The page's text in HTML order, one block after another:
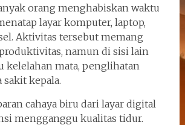
orang menghabiskan waktu
layar komputer, laptop,
Aktivitas tersebut memang
namun di sisi lain
kelelahan mata, penglihatan
kepala.
cahaya biru dari layar digital
mengganggu kualitas tidur.